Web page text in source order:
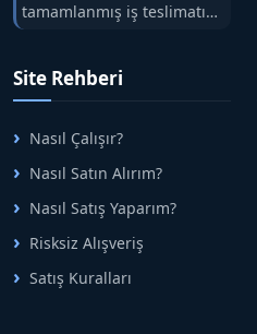
tamamlanmış iş teslimatını
tek çatıda buluşturuyoruz.
arasındaki süreci risksiz
alışveriş sistemi ile koruyan
ticaretin güvenli
adreslerinden birisidir.
Site Rehberi
Nasıl Çalışır?
Nasıl Satın Alırım?
Nasıl Satış Yaparım?
Risksiz Alışveriş
Satış Kuralları